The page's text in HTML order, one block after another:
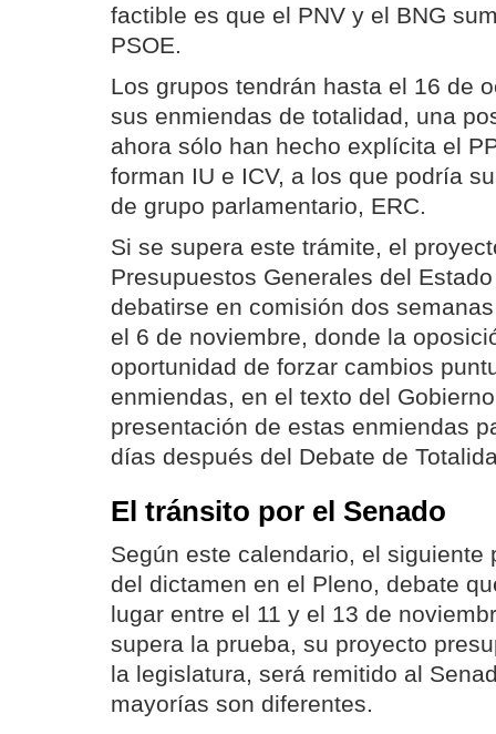
factible es que el PNV y el BNG
PSOE.
Los grupos tendrán hasta el 16 de
sus enmiendas de totalidad, una
ahora sólo han hecho explícita el
forman IU e ICV, a los que podría
de grupo parlamentario, ERC.
Si se supera este trámite, el
Presupuestos Generales del
debatirse en comisión dos
el 6 de noviembre, donde la
oportunidad de forzar cambios
enmiendas, en el texto del
presentación de estas enmiendas
días después del Debate de
El tránsito por el Senado
Según este calendario, el siguiente
del dictamen en el Pleno, debate
lugar entre el 11 y el 13 de
supera la prueba, su proyecto
la legislatura, será remitido al
mayorías son diferentes.